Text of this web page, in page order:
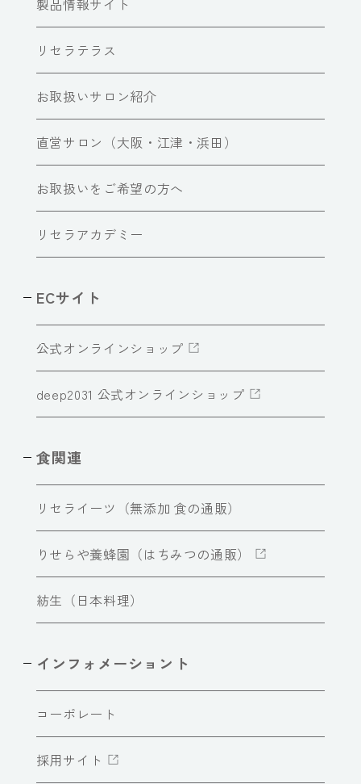
製品情報サイト
リセラテラス
お取扱いサロン紹介
直営サロン（大阪・江津・浜田）
お取扱いをご希望の方へ
リセラアカデミー
ECサイト
公式オンラインショップ
deep2031 公式オンラインショップ
食関連
リセライーツ（無添加 食の通販）
りせらや養蜂園（はちみつの通販）
紡生（日本料理）
インフォメーショント
コーポレート
採用サイト